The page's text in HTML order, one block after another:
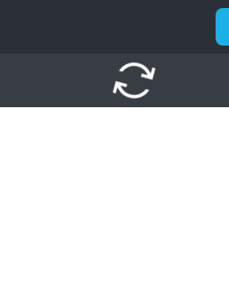
autorenew